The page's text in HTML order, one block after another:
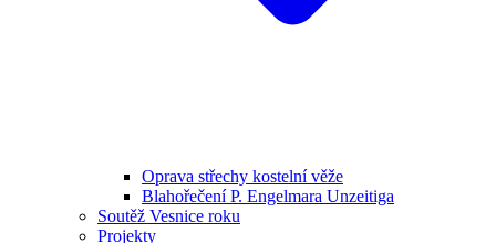
Oprava střechy kostelní věže
Blahořečení P. Engelmara Unzeitiga
Soutěž Vesnice roku
Projekty